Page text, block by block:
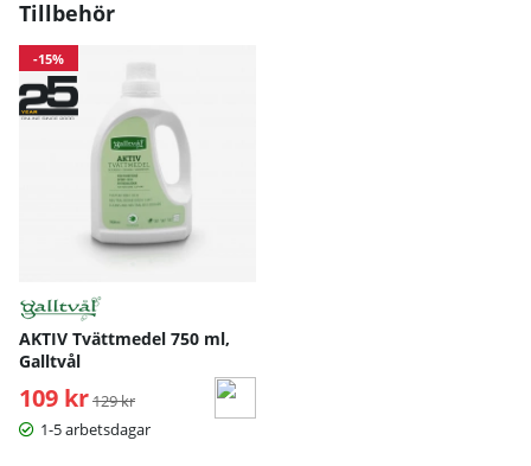
Tillbehör
-15%
AKTIV Tvättmedel 750 ml,
Galltvål
109 kr Ordinarie pris:
129 kr
1-5 arbetsdagar